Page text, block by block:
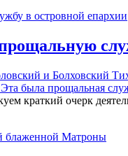
и Болховский
Эта была прощальная
краткий очерк